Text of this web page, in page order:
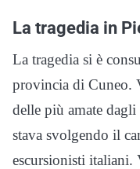
La tragedia in
La tragedia si è
provincia di Cuneo.
delle più amate
stava svolgendo il
escursionisti italiani.